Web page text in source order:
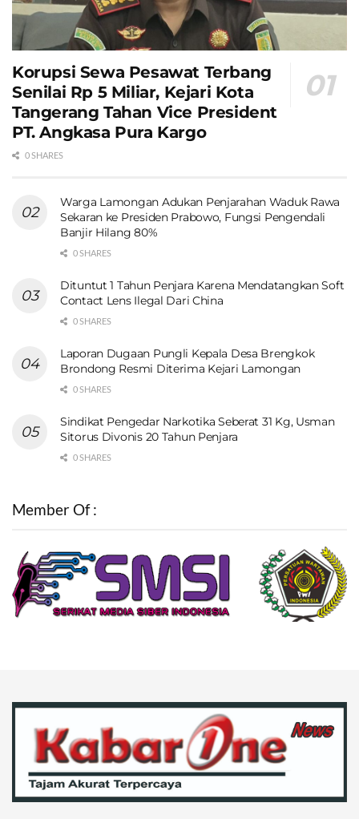
Korupsi Sewa Pesawat Terbang
Senilai Rp 5 Miliar, Kejari Kota
Tangerang Tahan Vice President
PT. Angkasa Pura Kargo
0 SHARES
Warga Lamongan Adukan Penjarahan Waduk Rawa
Sekaran ke Presiden Prabowo, Fungsi Pengendali
Banjir Hilang 80%
0 SHARES
Dituntut 1 Tahun Penjara Karena Mendatangkan Soft
Contact Lens Ilegal Dari China
0 SHARES
Laporan Dugaan Pungli Kepala Desa Brengkok
Brondong Resmi Diterima Kejari Lamongan
0 SHARES
Sindikat Pengedar Narkotika Seberat 31 Kg, Usman
Sitorus Divonis 20 Tahun Penjara
0 SHARES
Member Of :